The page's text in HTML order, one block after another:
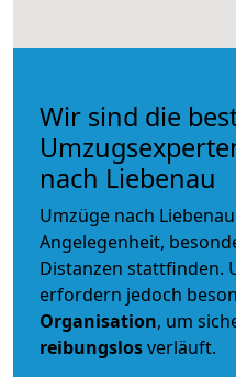
Wir sind die
nach Liebenau
Umzüge nach
Angelegenheit,
Distanzen stattfinden.
erfordern jedoch
Organisation, um
reibungslosverläuft.